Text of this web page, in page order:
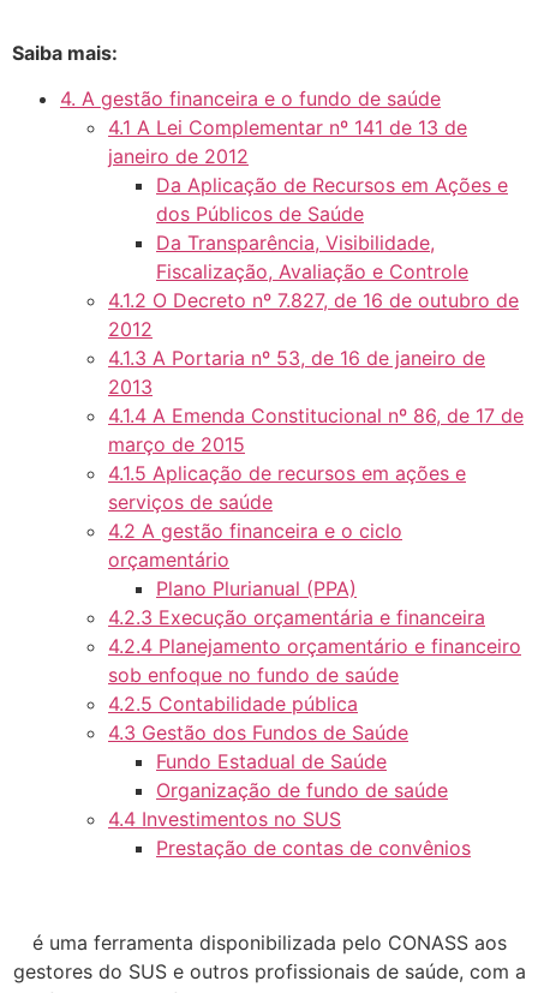
Saiba mais:
4. A gestão financeira e o fundo de saúde
4.1 A Lei Complementar nº 141 de 13 de
janeiro de 2012
Da Aplicação de Recursos em Ações e
dos Públicos de Saúde
Da Transparência, Visibilidade,
Fiscalização, Avaliação e Controle
4.1.2 O Decreto nº 7.827, de 16 de outubro de
2012
4.1.3 A Portaria nº 53, de 16 de janeiro de
2013
4.1.4 A Emenda Constitucional nº 86, de 17 de
março de 2015
4.1.5 Aplicação de recursos em ações e
serviços de saúde
4.2 A gestão financeira e o ciclo
orçamentário
Plano Plurianual (PPA)
4.2.3 Execução orçamentária e financeira
4.2.4 Planejamento orçamentário e financeiro
sob enfoque no fundo de saúde
4.2.5 Contabilidade pública
4.3 Gestão dos Fundos de Saúde
Fundo Estadual de Saúde
Organização de fundo de saúde
4.4 Investimentos no SUS
Prestação de contas de convênios
é uma ferramenta disponibilizada pelo CONASS aos
gestores do SUS e outros profissionais de saúde, com a